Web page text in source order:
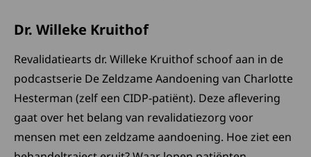
Dr. Willeke Kruithof
Revalidatiearts dr. Willeke Kruithof schoof aan in de
podcastserie De Zeldzame Aandoening van Charlotte
Hesterman (zelf een CIDP-patiënt). Deze aflevering
gaat over het belang van revalidatiezorg voor
mensen met een zeldzame aandoening. Hoe ziet een